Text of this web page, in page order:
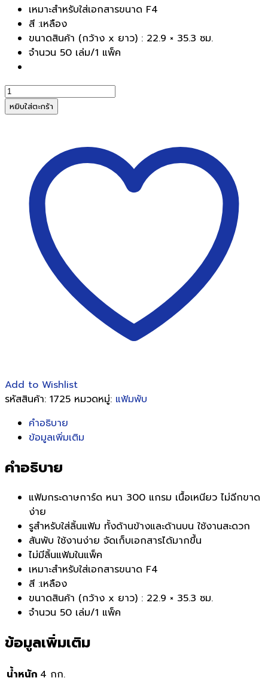
เหมาะสำหรับใส่เอกสารขนาด F4
สี :เหลือง
ขนาดสินค้า (กว้าง x ยาว) : 22.9 × 35.3 ซม.
จำนวน 50 เล่ม/1 แพ็ค
จำนวน
แฟ้ม
พับ
เหลือง(1x50)
หยิบใส่ตะกร้า
Add to Wishlist
รหัสสินค้า: 1725 หมวดหมู่: แฟ้มพับ
คำอธิบาย
ข้อมูลเพิ่มเติม
คำอธิบาย
แฟ้มกระดาษการ์ด หนา 300 แกรม เนื้อเหนียว ไม่ฉีกขาด
ง่าย
รูสำหรับใส่ลิ้นแฟ้ม ทั้งด้านข้างและด้านบน ใช้งานสะดวก
สันพับ ใช้งานง่าย จัดเก็บเอกสารได้มากขึ้น
ไม่มีลิ้นแฟ้มในแพ็ค
เหมาะสำหรับใส่เอกสารขนาด F4
สี :เหลือง
ขนาดสินค้า (กว้าง x ยาว) : 22.9 × 35.3 ซม.
จำนวน 50 เล่ม/1 แพ็ค
ข้อมูลเพิ่มเติม
น้ำหนัก 4 กก.